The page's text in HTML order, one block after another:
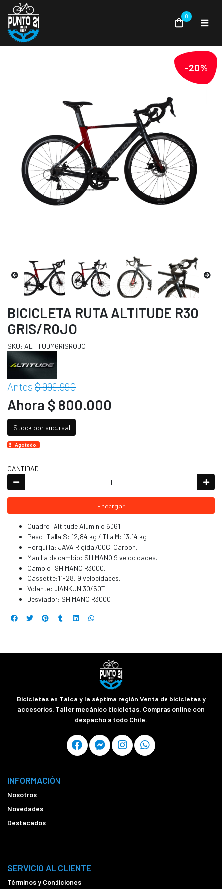
0
-20%
BICICLETA RUTA ALTITUDE R30
GRIS/ROJO
SKU: ALTITUDMGRISROJO
Antes $ 999.990
Ahora $ 800.000
Stock por sucursal
Agotado.
CANTIDAD
Encargar
Cuadro: Altitude Aluminio 6061.
Peso: Talla S: 12,84 kg / Tlla M: 13,14 kg
Horquilla: JAVA Rigida700C, Carbon.
Manilla de cambio: SHIMANO 9 velocidades.
Cambio: SHIMANO R3000.
Cassette:11-28, 9 velocidades.
Volante: JIANKUN 30/50T.
Desviador: SHIMANO R3000.
Bicicletas en Talca y la séptima región Venta de bicicletas y
accesorios. Taller mecánico bicicletas. Compras online con
despacho a todo Chile.
INFORMACIÓN
Nosotros
Novedades
Destacados
SERVICIO AL CLIENTE
Términos y Condiciones